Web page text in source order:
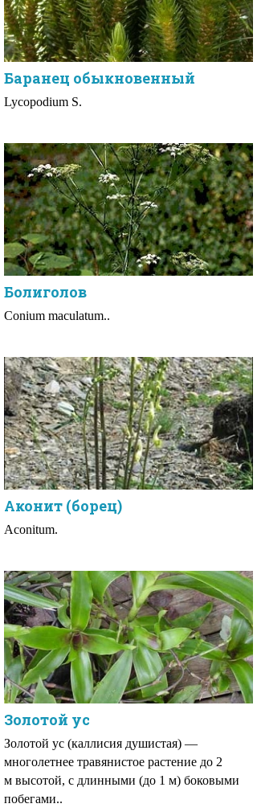
Баранец обыкновенный
Lycopodium S.
Болиголов
Conium maculatum..
Аконит (борец)
Aconitum.
Золотой ус
Золотой ус (каллисия душистая) —
многолетнее травянистое растение до 2
м высотой, с длинными (до 1 м) боковыми
побегами..